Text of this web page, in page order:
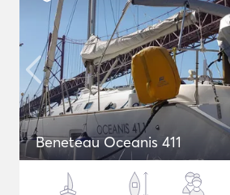
Beneteau Oceanis 411